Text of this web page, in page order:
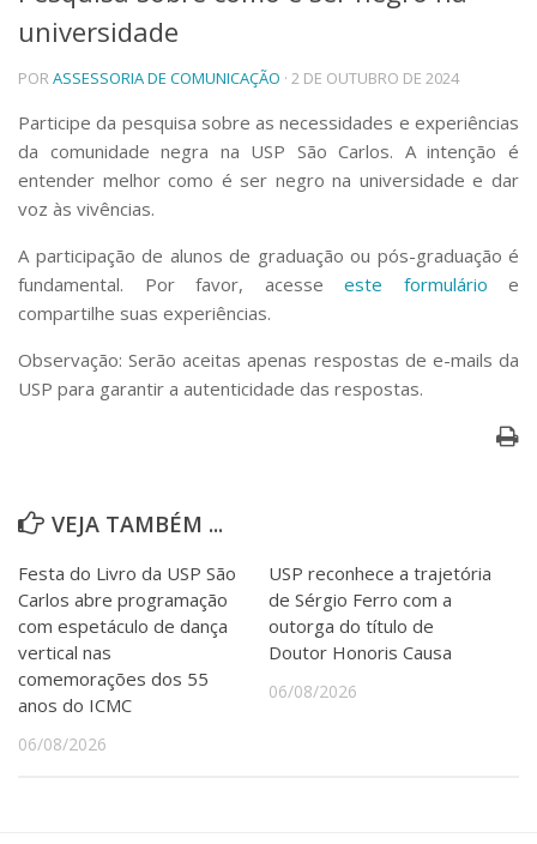
Telefones e Mapas
Pessoas
Ensino
Graduação
Pós-Graduação
Educação a distância
Linhas de Pesquisa
Centros, Núcleos e Projetos em Rede
Pós-doutorado
Transferência de Tecnologia
Empresas Juniores
Museus e Espaços Interativos
Bibliotecas
Apoio ao Estudante
Segurança, Trânsito e Prevenção
RH, Administrativo e Financeiro
Outros serviços
Comunicação
Assessorias e Mídias
universidade
PORASSESSORIA DE COMUNICAÇÃO · 2 DE OUTUBRO DE 2024
Participe da pesquisa sobre as necessidades e experiências
da comunidade negra na USP São Carlos. A intenção é
entender melhor como é ser negro na universidade e dar
voz às vivências.
A participação de alunos de graduação ou pós-graduação é
fundamental. Por favor, acesse este formulário e
compartilhe suas experiências.
Observação: Serão aceitas apenas respostas de e-mails da
USP para garantir a autenticidade das respostas.
VEJA TAMBÉM ...
Festa do Livro da USP São
Carlos abre programação
com espetáculo de dança
vertical nas
comemorações dos 55
anos do ICMC
06/08/2026
USP reconhece a trajetória
de Sérgio Ferro com a
outorga do título de
Doutor Honoris Causa
06/08/2026